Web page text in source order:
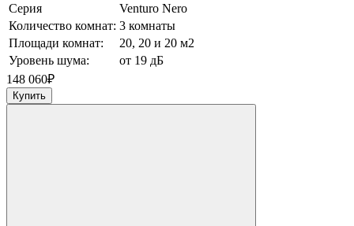
Серия
Venturo Nero
Количество комнат: 3 комнаты
Площади комнат:
20, 20 и 20 м2
Уровень шума:
от 19 дБ
148 060₽
Купить